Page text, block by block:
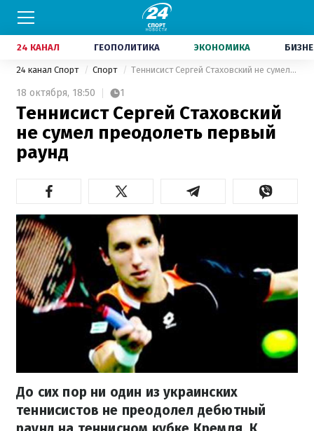
24 КАНАЛ ГЕОПОЛИТИКА ЭКОНОМИКА
24 канал Спорт Спорт Теннисист Сергей Стаховский не сумел преодолеть первый раунд
18 октября, 18:50 1
Теннисист Сергей Стаховский
не сумел преодолеть первый
раунд
До сих пор ни один из украинских
теннисистов не преодолел дебютный